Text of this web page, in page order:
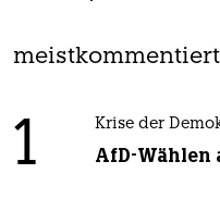
meistkommentiert
1 Krise der
AfD-Wählen